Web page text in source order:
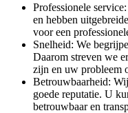
Professionele
en hebben
voor een
Snelheid: We
Daarom streven we
zijn en uw probleem
Betrouwbaarheid:
goede reputatie. U
betrouwbaar en